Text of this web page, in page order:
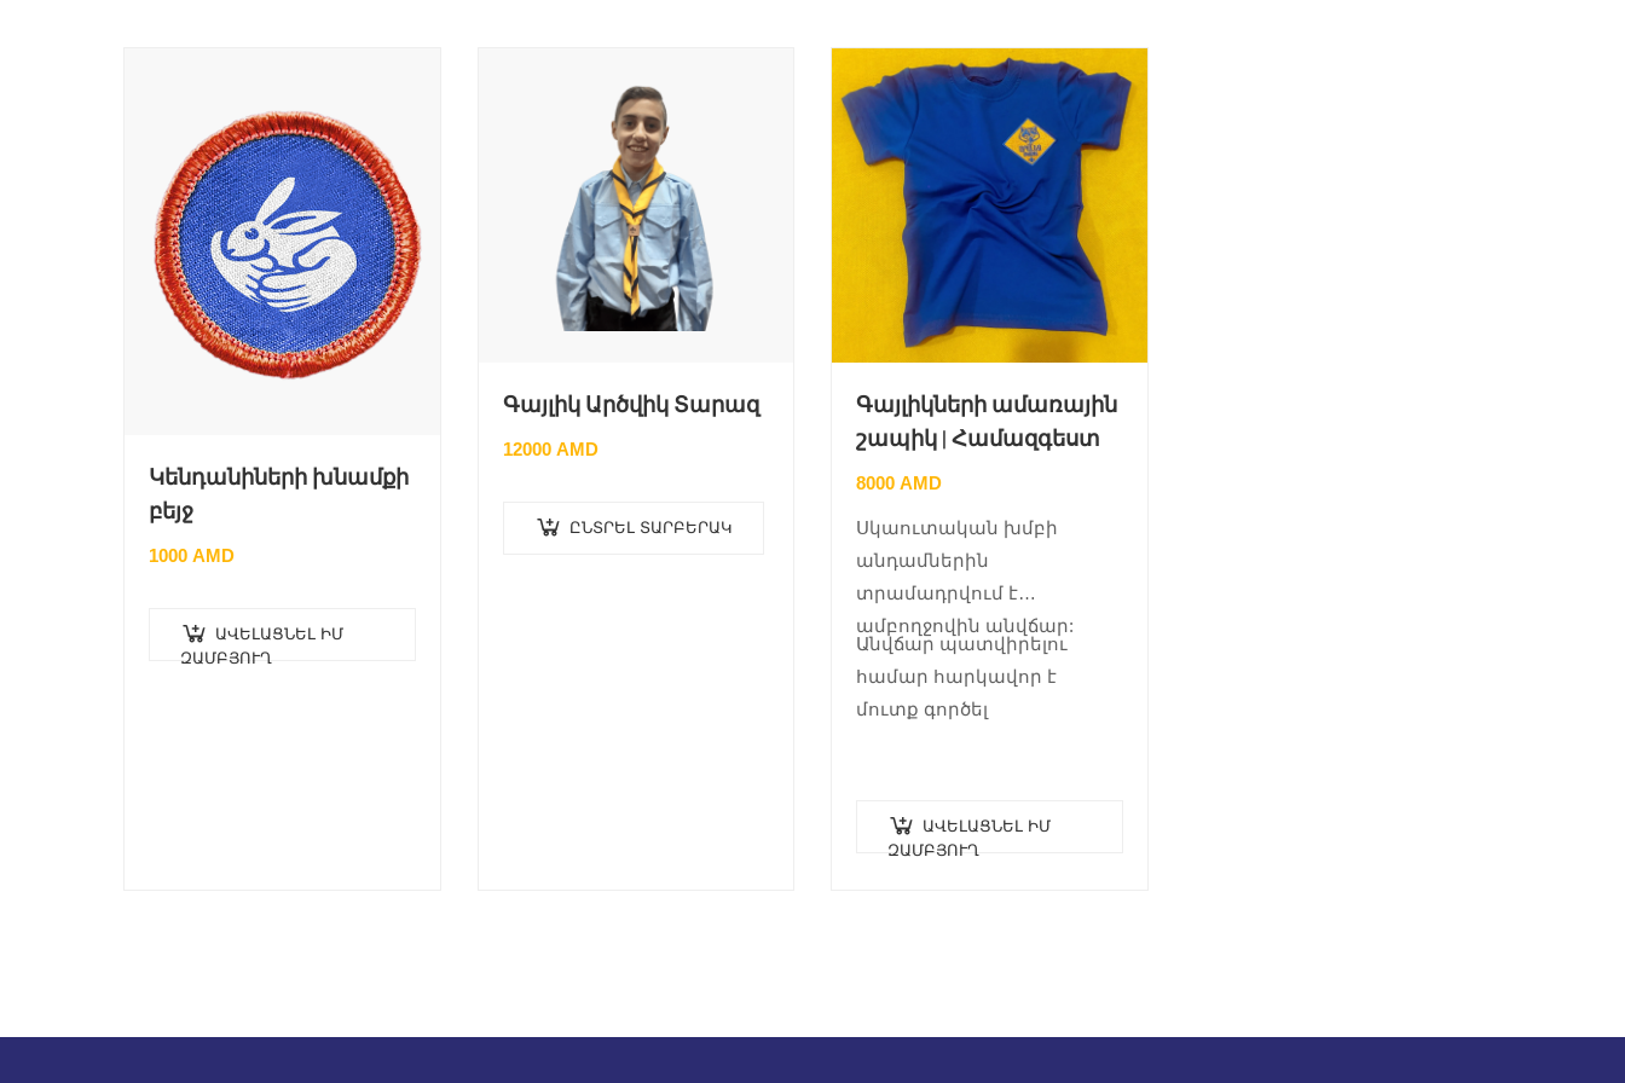
Կենդանիների խնամքի
բեյջ
1000 AMD
ԱՎԵԼԱՑՆԵԼ ԻՄ
ԶԱՄԲՅՈՒՂ
Գայլիկ Արծվիկ Տարազ
12000 AMD
ԸՆՏՐԵԼ ՏԱՐԲԵՐԱԿ
Գայլիկների ամառային
շապիկ | Համազգեստ
8000 AMD
Սկաուտական խմբի
անդամներին
տրամադրվում է
ամբողջովին անվճար:
Անվճար պատվիրելու
համար հարկավոր է
մուտք գործել
ԱՎԵԼԱՑՆԵԼ ԻՄ
ԶԱՄԲՅՈՒՂ